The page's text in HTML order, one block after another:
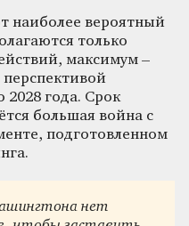
наиболее вероятный
только
максимум –
года. Срок
большая война с
подготовленном
нет